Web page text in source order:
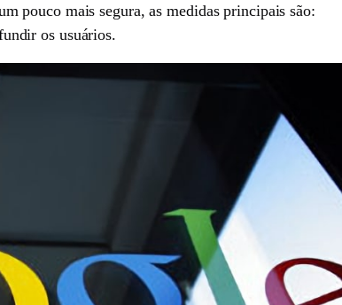
pouco mais segura, as medidas principais são:
os usuários.